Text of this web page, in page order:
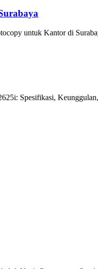
untuk Kantor di
Spesifikasi,